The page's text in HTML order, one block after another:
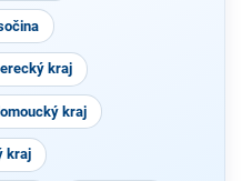
kraj
kraj
kraj